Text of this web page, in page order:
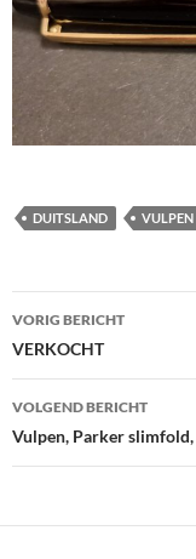
DUITSLAND VULPEN
VORIG BERICHT
VERKOCHT
VOLGEND BERICHT
Vulpen, Parker